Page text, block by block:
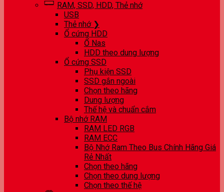
RAM, SSD, HDD, Thẻ nhớ
USB
Thẻ nhớ ❯
Ổ cứng HDD
Ổ Nas
HDD theo dung lượng
Ổ cứng SSD
Phụ kiện SSD
SSD gắn ngoài
Chọn theo hãng
Dung lượng
Thế hệ và chuẩn cắm
Bộ nhớ RAM
RAM LED RGB
RAM ECC
Bộ Nhớ Ram Theo Bus Chính Hãng Giá
Rẻ Nhất
Chọn theo hãng
Chọn theo dung lượng
Chọn theo thế hệ